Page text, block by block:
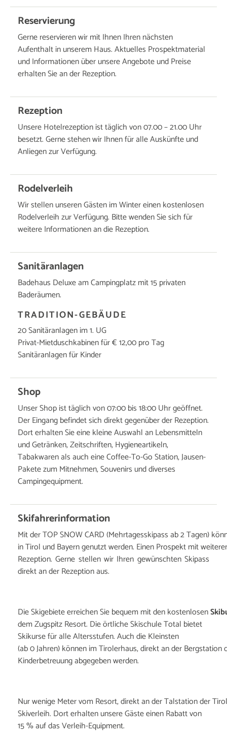
Reservierung
Gerne reservieren wir mit Ihnen Ihren nächsten
Aufenthalt in unserem Haus. Aktuelles Prospektmaterial
und Informationen über unsere Angebote und Preise
erhalten Sie an der Rezeption.
Rezeption
Unsere Hotelrezeption ist täglich von 07.00 – 21.00 Uhr
besetzt. Gerne stehen wir Ihnen für alle Auskünfte und
Anliegen zur Verfügung.
Rodelverleih
Wir stellen unseren Gästen im Winter einen kostenlosen
Rodelverleih zur Verfügung. Bitte wenden Sie sich für
weitere Informationen an die Rezeption.
Sanitäranlagen
Badehaus Deluxe am Campingplatz mit 15 privaten
Baderäumen.
TRADITION-GEBÄUDE
20 Sanitäranlagen im 1. UG
Privat-Mietduschkabinen für € 12,00 pro Tag
Sanitäranlagen für Kinder
Shop
Unser Shop ist täglich von 07:00 bis 18:00 Uhr geöffnet.
Der Eingang befindet sich direkt gegenüber der Rezeption.
Dort erhalten Sie eine kleine Auswahl an Lebensmitteln
und Getränken, Zeitschriften, Hygieneartikeln,
Tabakwaren als auch eine Coffee-To-Go Station, Jausen-
Pakete zum Mitnehmen, Souvenirs und diverses
Campingequipment.
Skifahrerinformation
Mit der TOP SNOW CARD (Mehrtagesskipass ab 2 Tagen)
in Tirol und Bayern genutzt werden. Einen Prospekt mit
Rezeption. Gerne stellen wir Ihren gewünschten Skipass
direkt an der Rezeption aus.
Die Skigebiete erreichen Sie bequem mit den kostenlosen
dem Zugspitz Resort. Die örtliche Skischule Total bietet
Skikurse für alle Altersstufen. Auch die Kleinsten
(ab 0 Jahren) können im Tirolerhaus, direkt an der
Kinderbetreuung abgegeben werden.
Nur wenige Meter vom Resort, direkt an der Talstation der
Skiverleih. Dort erhalten unsere Gäste einen Rabatt von
15 % auf das Verleih-Equipment.